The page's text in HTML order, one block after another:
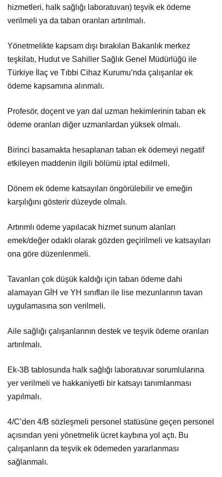
hizmetleri, halk sağlığı laboratuvarı) teşvik ek ödeme
verilmeli ya da taban oranları artırılmalı.
Yönetmelikte kapsam dışı bırakılan Bakanlık merkez
teşkilatı, Hudut ve Sahiller Sağlık Genel Müdürlüğü ile
Türkiye İlaç ve Tıbbi Cihaz Kurumu’nda çalışanlar ek
ödeme kapsamına alınmalı.
Profesör, doçent ve yan dal uzman hekimlerinin taban ek
ödeme oranları diğer uzmanlardan yüksek olmalı.
Birinci basamakta hesaplanan taban ek ödemeyi negatif
etkileyen maddenin ilgili bölümü iptal edilmeli.
Dönem ek ödeme katsayıları öngörülebilir ve emeğin
karşılığını gösterir düzeyde olmalı.
Artırımlı ödeme yapılacak hizmet sunum alanları
emek/değer odaklı olarak gözden geçirilmeli ve katsayıları
ona göre düzenlenmeli.
Tavanları çok düşük kaldığı için taban ödeme dahi
alamayan GİH ve YH sınıfları ile lise mezunlarının tavan
uygulamasına son verilmeli.
Aile sağlığı çalışanlarının destek ve teşvik ödeme oranları
artırılmalı.
Ek-3B tablosunda halk sağlığı laboratuvar sorumlularına
yer verilmeli ve hakkaniyetli bir katsayı tanımlanması
yapılmalı.
4/C’den 4/B sözleşmeli personel statüsüne geçen personel
açısından yeni yönetmelik ücret kaybına yol açtı. Bu
çalışanların da teşvik ek ödemeden yararlanması
sağlanmalı.